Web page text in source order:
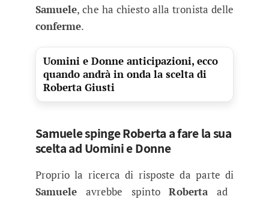
Samuele, che ha chiesto alla tronista delle
conferme.
Uomini e Donne anticipazioni, ecco
quando andrà in onda la scelta di
Roberta Giusti
Samuele spinge Roberta a fare la sua
scelta ad Uomini e Donne
Proprio la ricerca di risposte da parte di
Samuele avrebbe spintoRobertaad